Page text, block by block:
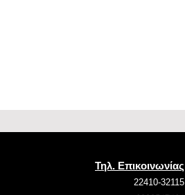
Τηλ. Επικοινωνίας
22410-32115